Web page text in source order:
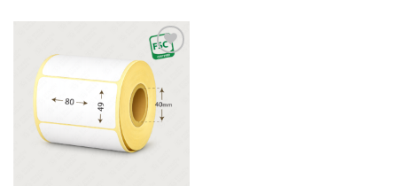
Pridėti
į norų
sąrašą